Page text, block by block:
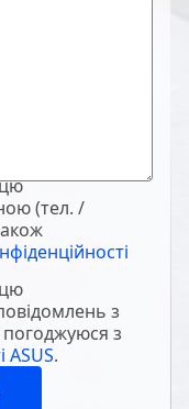
(тел. /
з
погоджуюся з
ASUS.